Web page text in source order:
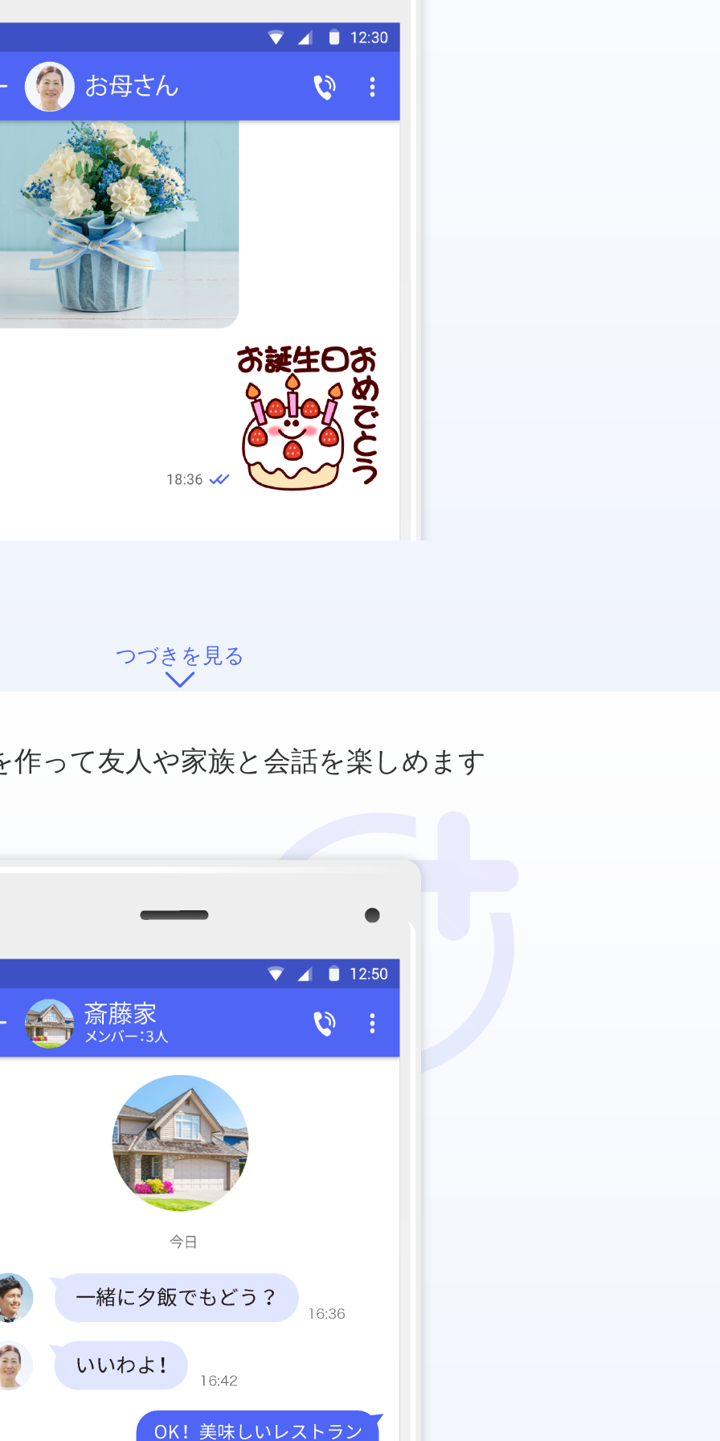
つづきを見る
作って友人や家族と会話を楽しめます